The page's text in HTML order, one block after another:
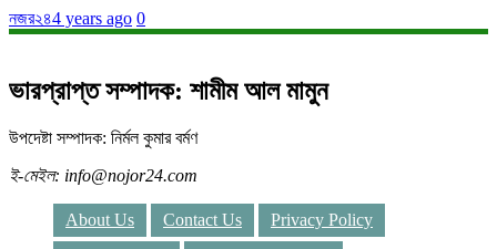
নজর২৪4 years ago 0
ভারপ্রাপ্ত সম্পাদক: শামীম আল মামুন
উপদেষ্টা সম্পাদক: নির্মল কুমার বর্মণ
ই-মেইল: info@nojor24.com
About Us Contact Us
Privacy Policy